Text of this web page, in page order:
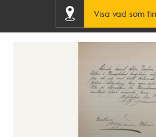
Visa vad som